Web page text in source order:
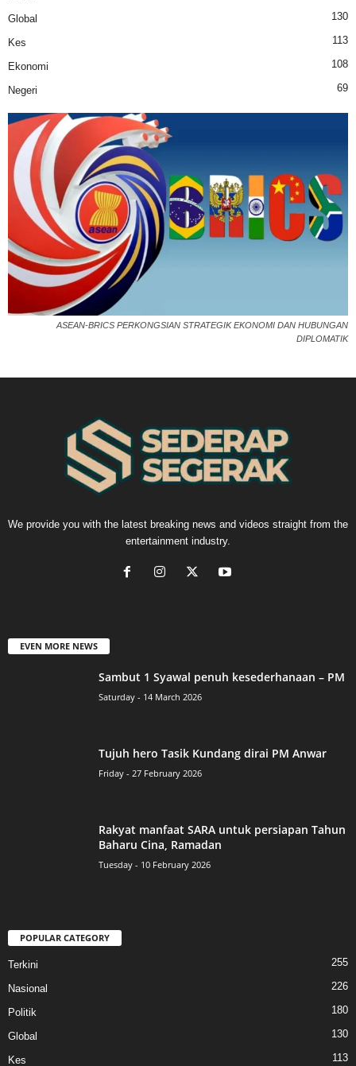
Global 130
Kes 113
Ekonomi 108
Negeri 69
ASEAN-BRICS PERKONGSIAN STRATEGIK EKONOMI DAN HUBUNGAN
DIPLOMATIK
We provide you with the latest breaking news and videos straight from the
entertainment industry.
EVEN MORE NEWS
Sambut 1 Syawal penuh kesederhanaan – PM
Saturday - 14 March 2026
Tujuh hero Tasik Kundang dirai PM Anwar
Friday - 27 February 2026
Rakyat manfaat SARA untuk persiapan Tahun
Baharu Cina, Ramadan
Tuesday - 10 February 2026
POPULAR CATEGORY
Terkini 255
Nasional 226
Politik 180
Global 130
Kes 113